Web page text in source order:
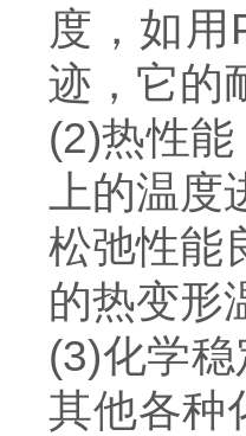
度，如
迹，它的
(2)热性
上的温
松弛性能
的热变形
(3)化学
其他各种